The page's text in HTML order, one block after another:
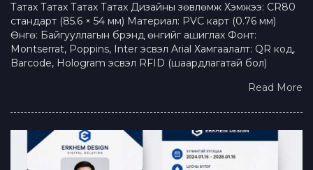
Татах Татах Татах Татах Дизайны зөвлөмж Хэмжээ: CR80
стандарт (85.6 × 54 мм) Материал: PVC карт (0.76 мм)
Өнгө: Байгууллагын брэнд өнгийг ашиглах Фонт:
Montserrat, Poppins, Inter эсвэл Arial Хамгаалалт: QR код,
Barcode, Hologram эсвэл RFID (шаардлагатай бол)
Read More